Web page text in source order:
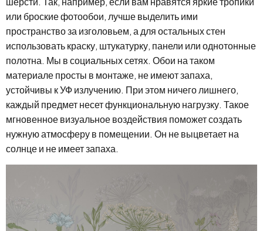
или броские фотообои, лучше выделить ими
пространство за изголовьем, а для остальных стен
использовать краску, штукатурку, панели или однотонные
полотна. Мы в социальных сетях. Обои на таком
материале просты в монтаже, не имеют запаха,
устойчивы к УФ излучению. При этом ничего лишнего,
каждый предмет несет функциональную нагрузку. Такое
мгновенное визуальное воздействия поможет создать
нужную атмосферу в помещении. Он не выцветает на
солнце и не имеет запаха.